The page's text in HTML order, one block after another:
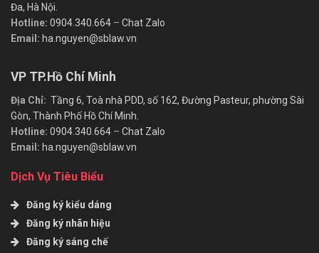
Đa, Hà Nội.
Hotline: 0904.340.664 – Chat Zalo
Email: ha.nguyen@sblaw.vn
VP TP.Hồ Chí Minh
Địa Chỉ: Tầng 6, Toà nhà PDD, số 162, Đường Pasteur, phường Sài
Gòn, Thành Phố Hồ Chí Minh.
Hotline: 0904.340.664 – Chat Zalo
Email: ha.nguyen@sblaw.vn
Dịch Vụ Tiêu Biểu
Đăng ký kiểu dáng
Đăng ký nhãn hiệu
Đăng ký sáng chế